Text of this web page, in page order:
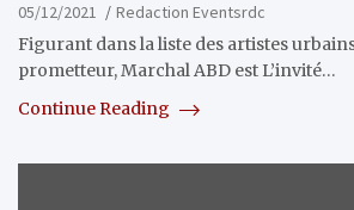
05/12/2021
Redaction Eventsrdc
Figurant dans la liste des artistes
prometteur, Marchal ABD est L’invité…
Continue Reading